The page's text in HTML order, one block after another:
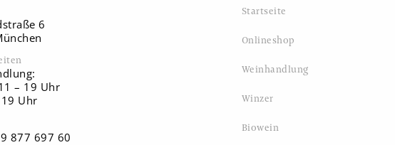
6
– 19 Uhr
Uhr
877 697 60
Startseite
Onlineshop
Weinhandlung
Winzer
Biowein